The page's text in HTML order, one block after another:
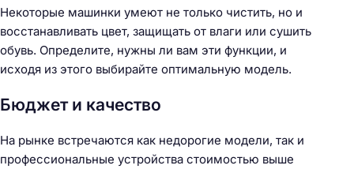
Некоторые машинки умеют не только чистить, но и
восстанавливать цвет, защищать от влаги или сушить
обувь. Определите, нужны ли вам эти функции, и
исходя из этого выбирайте оптимальную модель.
Бюджет и качество
На рынке встречаются как недорогие модели, так и
профессиональные устройства стоимостью выше
а
й
т
и